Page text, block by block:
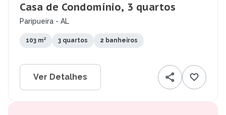
Casa de Condomínio, 3 quartos
Paripueira - AL
103 m² 3 quartos 2 banheiros
Ver Detalhes